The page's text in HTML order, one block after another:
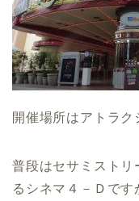
開催場所はアトラク
普段はセサミストリ
るシネマ４－Ｄです